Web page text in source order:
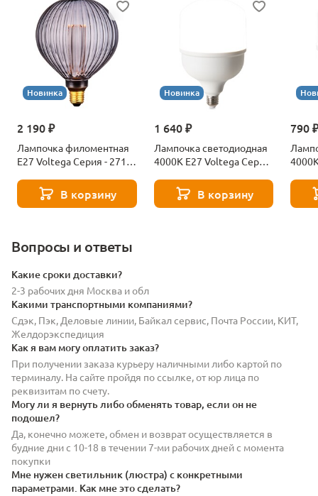
Новинка
2 190 ₽
Лампочка филоментная
Е27 Voltega Серия - 271
В корзину
Новинка
1 640 ₽
Лампочка светодиодная
4000К Е27 Voltega Серия
В корзину
790
Вопросы и ответы
Какие сроки доставки?
2-3 рабочих дня Москва и обл
Какими транспортными компаниями?
Сдэк, Пэк, Деловые линии, Байкал сервис, Почта России, КИТ,
Желдорэкспедиция
Как я вам могу оплатить заказ?
При получении заказа курьеру наличными либо картой по
терминалу. На сайте пройдя по ссылке, от юр лица по
реквизитам по счету.
Могу ли я вернуть либо обменять товар, если он не
подошел?
Да, конечно можете, обмен и возврат осуществляется в
будние дни с 10-18 в течении 7-ми рабочих дней с момента
покупки
Мне нужен светильник (люстра) с конкретными
параметрами. Как мне это сделать?